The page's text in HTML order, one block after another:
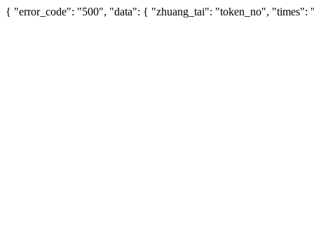
{ "error_code": "500", "data": { "zhuang_tai": "token_no", "times":